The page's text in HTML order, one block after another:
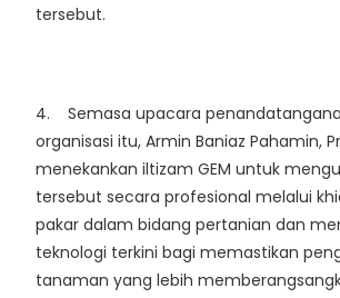
tersebut.
4. Semasa upacara
organisasi itu, Armin Baniaz Pahamin,
menekankan iltizam GEM untuk
tersebut secara profesional melalui
pakar dalam bidang pertanian dan
teknologi terkini bagi memastikan
tanaman yang lebih